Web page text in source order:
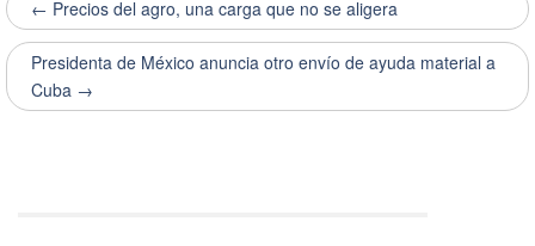
← Precios del agro, una carga que no se aligera
Presidenta de México anuncia otro envío de ayuda material a
Cuba →